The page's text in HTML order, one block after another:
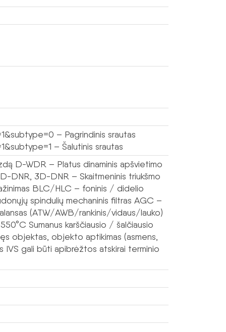
– Pagrindinis srautas
– Šalutinis srautas
D-WDR – Platus dinaminis apšvietimo
DNR, 3D-DNR – Skaitmeninis triukšmo
BLC/HLC – foninis / didelio
spindulių mechaninis filtras AGC –
(ATW/AWB/rankinis/vidaus/lauko)
Sumanus karščiausio / šalčiausio
objektas, objekto aptikimas (asmens,
IVS gali būti apibrėžtos atskirai terminio